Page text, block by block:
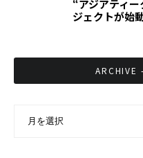
“アジアティ
ジェクトが始
ARCHIVE